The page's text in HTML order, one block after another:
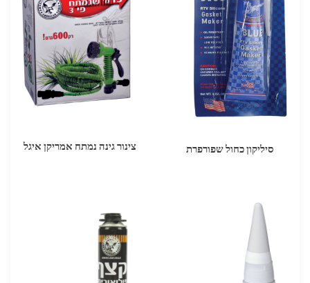
סיליקון כחול שפורפרת צינור גינה נמתח אמריקן איגל